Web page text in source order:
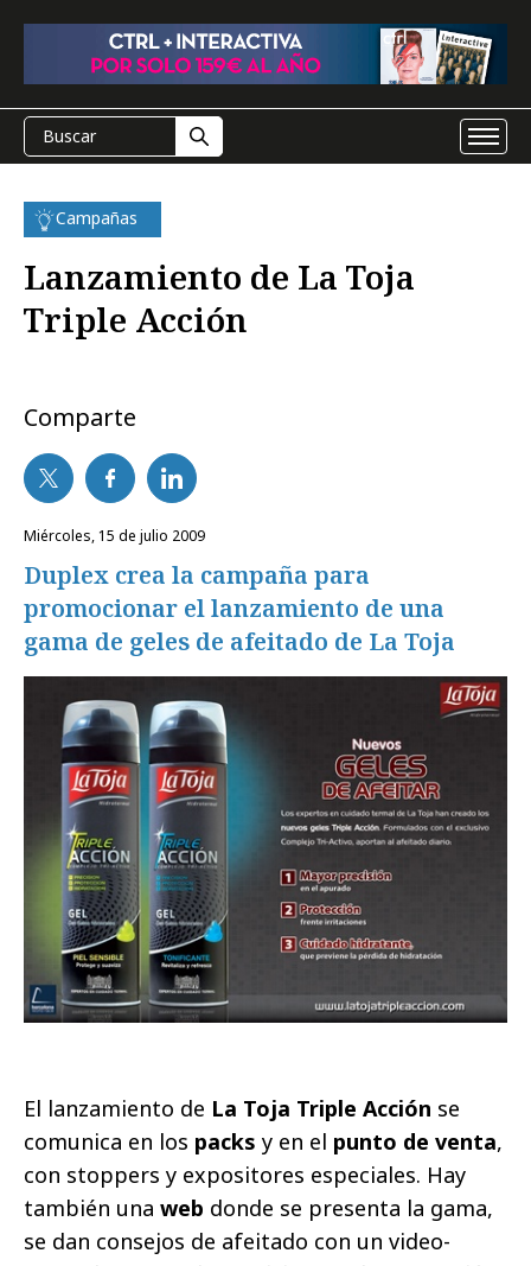
Campañas
Lanzamiento de La Toja
Triple Acción
Comparte
miércoles, 15 de julio 2009
Duplex crea la campaña para
promocionar el lanzamiento de una
gama de geles de afeitado de La Toja
El lanzamiento de La Toja Triple Acción se
comunica en los packs y en el punto de venta,
con stoppers y expositores especiales. Hay
también una web donde se presenta la gama,
se dan consejos de afeitado con un video-